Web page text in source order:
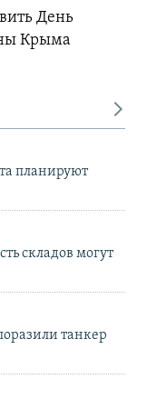
День
Крыма
планируют
складов могут
танкер